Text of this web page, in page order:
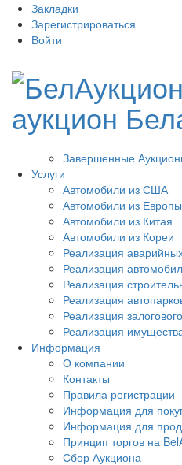
Закладки
Зарегистрироваться
Войти
Завершенные
Услуги
Автомобили из США
Автомобили из Европы
Автомобили из Китая
Автомобили из Кореи
Реализация
Реализация
Реализация
Реализация
Реализация
Реализация
Информация
О компании
Контакты
Правила регистрации
Информация для
Информация для
Принцип торгов на
Сбор Аукциона